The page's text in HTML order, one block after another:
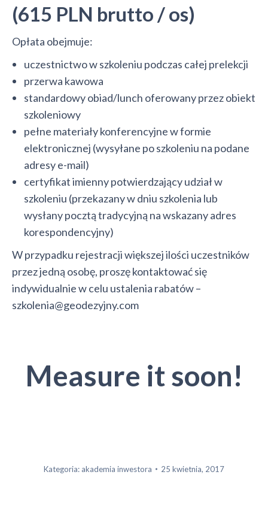
(615 PLN brutto / os)
Opłata obejmuje:
uczestnictwo w szkoleniu podczas całej prelekcji
przerwa kawowa
standardowy obiad/lunch oferowany przez obiekt
szkoleniowy
pełne materiały konferencyjne w formie
elektronicznej (wysyłane po szkoleniu na podane
adresy e-mail)
certyfikat imienny potwierdzający udział w
szkoleniu (przekazany w dniu szkolenia lub
wysłany pocztą tradycyjną na wskazany adres
korespondencyjny)
W przypadku rejestracji większej ilości uczestników
przez jedną osobę, proszę kontaktować się
indywidualnie w celu ustalenia rabatów –
szkolenia@geodezyjny.com
Measure it soon!
Kategoria: akademia inwestora 25 kwietnia, 2017